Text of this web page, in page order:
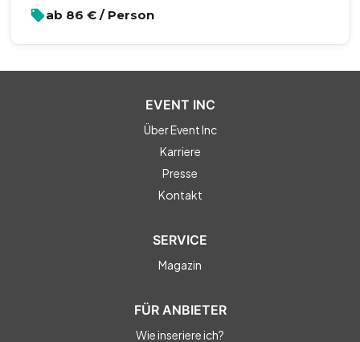
ab 86 € / Person
EVENT INC
Über Event Inc
Karriere
Presse
Kontakt
SERVICE
Magazin
FÜR ANBIETER
Wie inseriere ich?